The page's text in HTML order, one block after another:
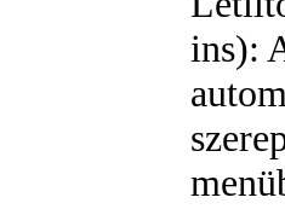
ins):
menü